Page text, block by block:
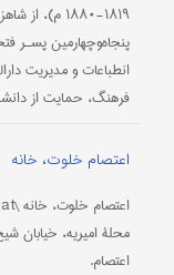
۱۸۱۹-۱۸۸۰
پنجاه‌وچهارمین پسـر
انطباعات و مدیریت
فرهنگ، حمایت از
اعتصام خلوت، خانه
محلۀ امیریه، خیابان
اعتصام.